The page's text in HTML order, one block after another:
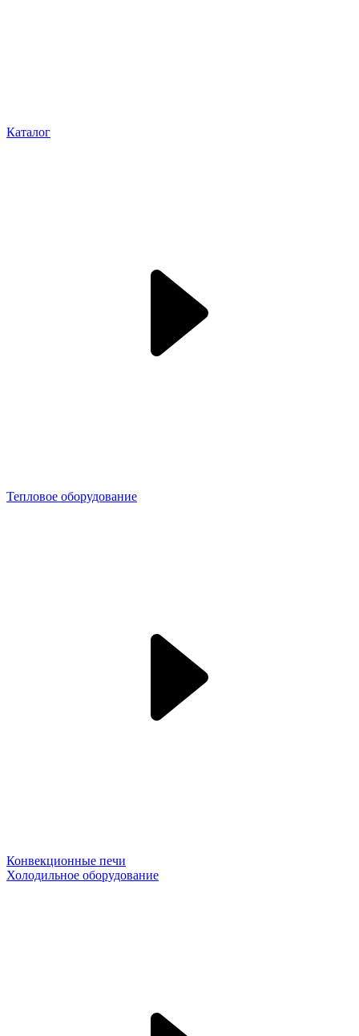
Каталог
Тепловое оборудование
Конвекционные печи
Холодильное оборудование